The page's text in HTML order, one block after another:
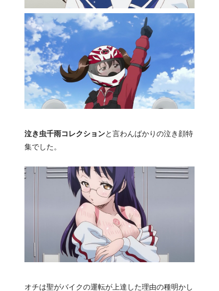
泣き虫千雨コレクションと言わんばかりの泣き顔特
集でした。
オチは聖がバイクの運転が上達した理由の種明かし